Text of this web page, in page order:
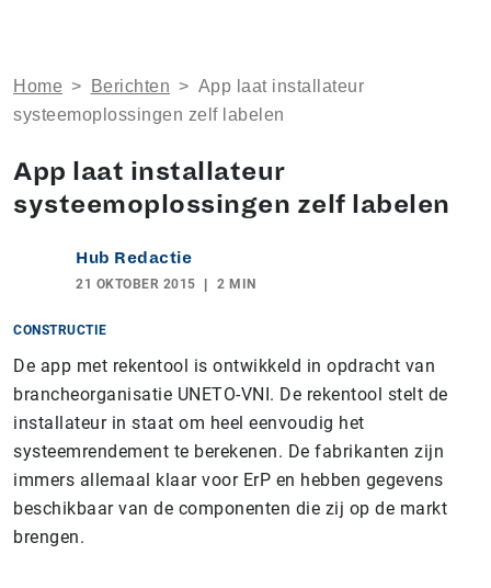
Home > Berichten > App laat installateur
systeemoplossingen zelf labelen
App laat installateur
systeemoplossingen zelf labelen
Hub Redactie
21 OKTOBER 2015 2 MIN
CONSTRUCTIE
De app met rekentool is ontwikkeld in opdracht van
brancheorganisatie UNETO-VNI. De rekentool stelt de
installateur in staat om heel eenvoudig het
systeemrendement te berekenen. De fabrikanten zijn
immers allemaal klaar voor ErP en hebben gegevens
beschikbaar van de componenten die zij op de markt
brengen.